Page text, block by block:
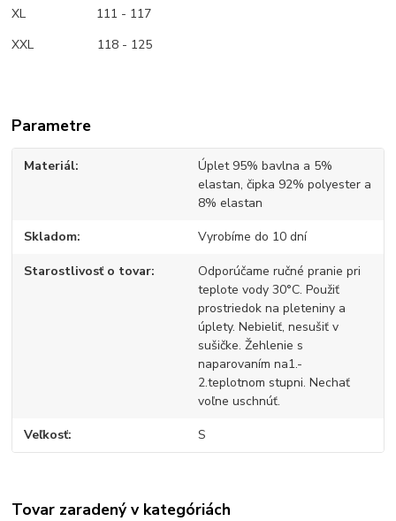
XL 111 - 117
XXL 118 - 125
Parametre
Materiál
Úplet 95% bavlna a 5%
elastan, čipka 92% polyester a
8% elastan
Skladom Vyrobíme do 10 dní
Starostlivosť o tovar
Odporúčame ručné pranie pri
teplote vody 30°C. Použiť
prostriedok na pleteniny a
úplety. Nebieliť, nesušiť v
sušičke. Žehlenie s
naparovaním na1.-
2.teplotnom stupni. Nechať
voľne uschnúť.
Veľkosť S
Tovar zaradený v kategóriách